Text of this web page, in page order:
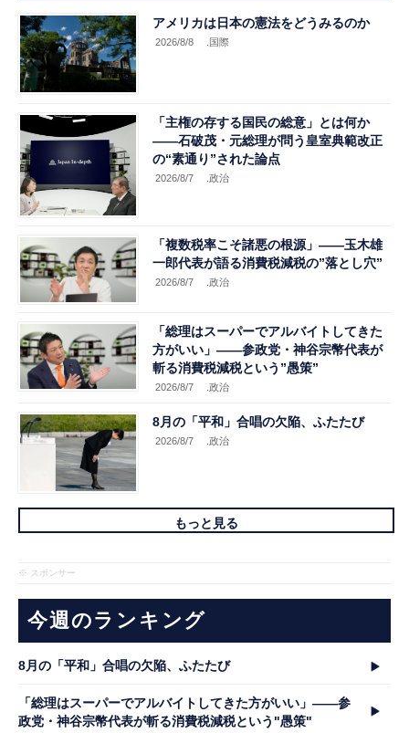
アメリカは日本の憲法をどうみるのか
2026/8/8 .国際
「主権の存する国民の総意」とは何か
――石破茂・元総理が問う皇室典範改正
の“素通り”された論点
2026/8/7 .政治
「複数税率こそ諸悪の根源」――玉木雄
一郎代表が語る消費税減税の”落とし穴”
2026/8/7 .政治
「総理はスーパーでアルバイトしてきた
方がいい」――参政党・神谷宗幣代表が
斬る消費税減税という”愚策”
2026/8/7 .政治
8月の「平和」合唱の欠陥、ふたたび
2026/8/7 .政治
もっと見る
※ スポンサー
今週のランキング
8月の「平和」合唱の欠陥、ふたたび
「総理はスーパーでアルバイトしてきた方がいい」――参
政党・神谷宗幣代表が斬る消費税減税という"愚策"